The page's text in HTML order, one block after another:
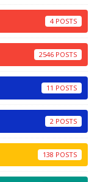
4
2546
11
2
138